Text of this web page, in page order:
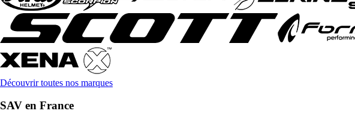
Découvrir toutes nos marques
SAV en France